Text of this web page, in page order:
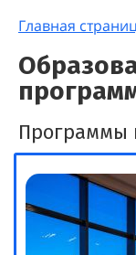
Главная
Программы